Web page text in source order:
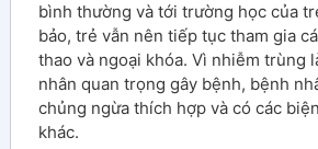
bình thường và tới trường học của
bảo, trẻ vẫn nên tiếp tục tham gia
thao và ngoại khóa. Vì nhiễm trùng
nhân quan trọng gây bệnh, bệnh
chủng ngừa thích hợp và có các
khác.